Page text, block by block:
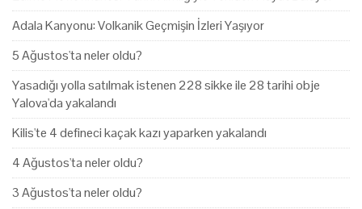
Adala Kanyonu: Volkanik Geçmişin İzleri Yaşıyor
5 Ağustos'ta neler oldu?
Yasadığı yolla satılmak istenen 228 sikke ile 28 tarihi obje
Yalova'da yakalandı
Kilis'te 4 defineci kaçak kazı yaparken yakalandı
4 Ağustos'ta neler oldu?
3 Ağustos'ta neler oldu?